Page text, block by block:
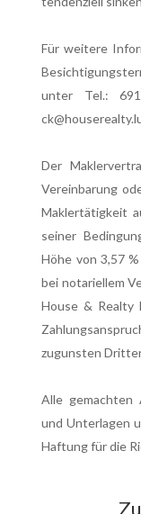
Für weitere
unter Tel.:
Der
Vereinbarung
Maklertätigkeit
seiner
Höhe von 3,57
bei notariellem
House & Realty
zugunsten
Alle gemachten
und Unterlagen
Haftung für die